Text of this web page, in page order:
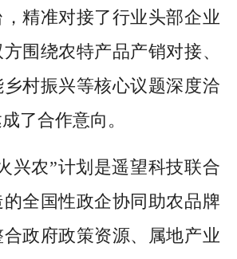
精准对接了行业头部企业
围绕农特产品产销对接、
村振兴等核心议题深度洽
了合作意向。
兴农”计划是遥望科技联合
全国性政企协同助农品牌
政府政策资源、属地产业